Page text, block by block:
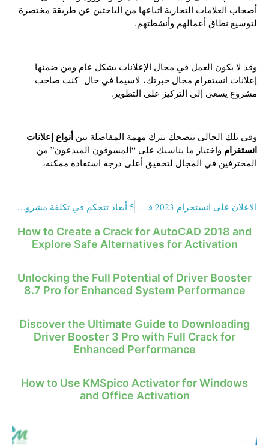
أصحاب العلامات التجارية اتباعها من الباحثين عن طريقة مختصرة
لتوسيع نطاق أعمالهم وأنشطتهم.
وقد لا يكون العمل في مجال الإعلانات بشكل عام ومن ضمنها
إعلانات انستقرام مجال خبرتك، لاسيما في حال كنت صاحب
مشروع يسعى إلى التركيز على التطوير.
وفي تلك الحالى ننصحك بترك مهمة المفاضلة بينأنواع إعلانات
انستقرامواختيار ما يناسبك على “المسوقون المبدعون” من
المحترفين في المجال لتحقيق أعلى درجة استفادة ممكنة،
الاعلان على انستجرام 2023 في سطور 5 أبعاد تتحكم في تكلفة مشروع متجر الكتروني ، ما هي؟
How to Create a Crack for AutoCAD 2018 and
Explore Safe Alternatives for Activation
Unlocking the Full Potential of Driver Booster
8.7 Pro for Enhanced System Performance
Discover the Ultimate Guide to Downloading
Driver Booster 3 Pro with Full Crack for
Enhanced Performance
How to Use KMSpico Activator for Windows
and Office Activation